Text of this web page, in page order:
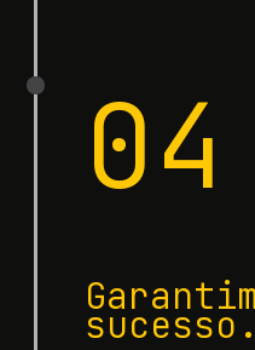
04
sucesso.